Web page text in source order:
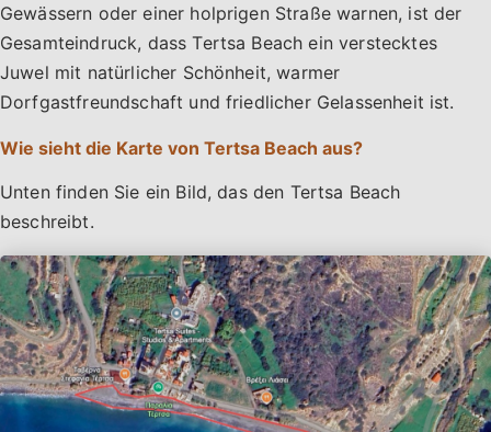
Gewässern oder einer holprigen Straße warnen, ist der
Gesamteindruck, dass Tertsa Beach ein verstecktes
Juwel mit natürlicher Schönheit, warmer
Dorfgastfreundschaft und friedlicher Gelassenheit ist.
Wie sieht die Karte von Tertsa Beach aus?
Unten finden Sie ein Bild, das den Tertsa Beach
beschreibt.